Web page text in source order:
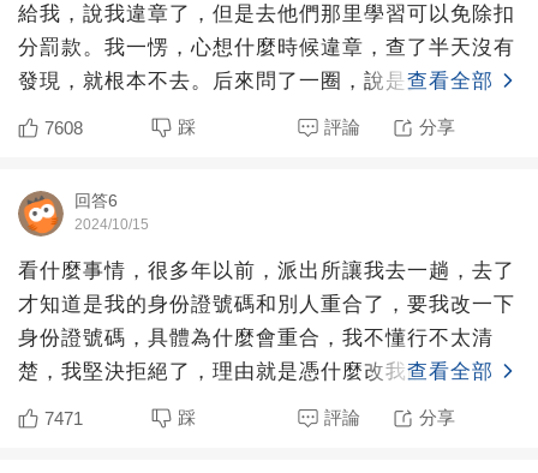
給我，說我違章了，但是去他們那里學習可以免除扣
分罰款。我一愣，心想什麼時候違章，查了半天沒有
發現，就根本不去。后來問了一圈，說是交警為了完
成有人上門學習的
查看全部
7608 踩 評論 分享
回答6
2024/10/15
看什麼事情，很多年以前，派出所讓我去一趟，去了
才知道是我的身份證號碼和別人重合了，要我改一下
身份證號碼，具體為什麼會重合，我不懂行不太清
楚，我堅決拒絕了，理由就是憑什麼改我的不改對方
的？后來我找了個認
查看全部
7471 踩 評論 分享